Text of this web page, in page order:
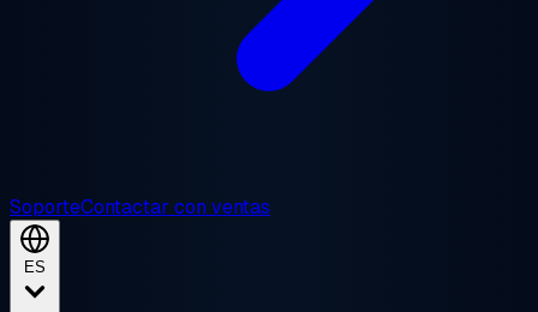
SoporteContactar con ventas
ES